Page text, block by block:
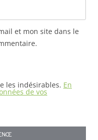
et mon site dans le
les indésirables. En
de vos